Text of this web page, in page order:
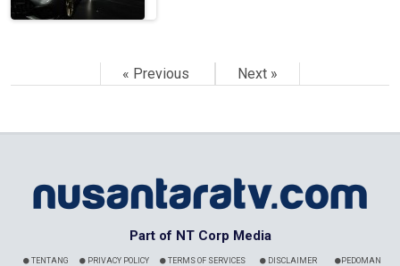
« Previous Next »
Part of NT Corp Media
TENTANG PRIVACY POLICY TERMS OF SERVICES DISCLAIMER PEDOMAN